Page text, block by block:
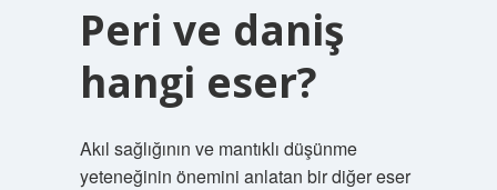
Peri ve daniş
hangi eser?
Akıl sağlığının ve mantıklı düşünme
yeteneğinin önemini anlatan bir diğer eser